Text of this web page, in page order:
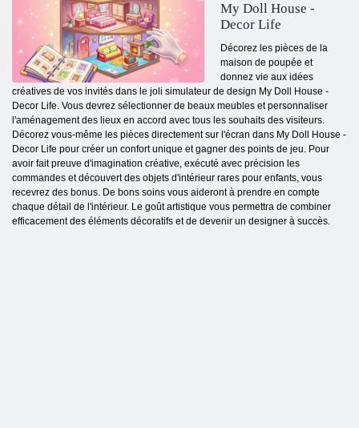
My Doll House -
Decor Life
Décorez les pièces de la
maison de poupée et
donnez vie aux idées
créatives de vos invités dans le joli simulateur de design My Doll House -
Decor Life. Vous devrez sélectionner de beaux meubles et personnaliser
l'aménagement des lieux en accord avec tous les souhaits des visiteurs.
Décorez vous-même les pièces directement sur l'écran dans My Doll House -
Decor Life pour créer un confort unique et gagner des points de jeu. Pour
avoir fait preuve d'imagination créative, exécuté avec précision les
commandes et découvert des objets d'intérieur rares pour enfants, vous
recevrez des bonus. De bons soins vous aideront à prendre en compte
chaque détail de l'intérieur. Le goût artistique vous permettra de combiner
efficacement des éléments décoratifs et de devenir un designer à succès.